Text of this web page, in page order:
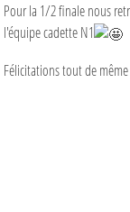
Pour la 1/2 finale nous
l'équipe cadette N1
Félicitations tout de